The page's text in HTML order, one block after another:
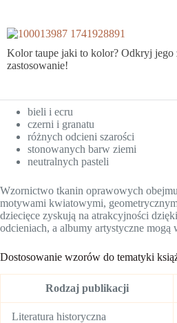
Kolor taupe jaki to kolor? Odkryj jego
zastosowanie!
bieli i ecru
czerni i granatu
różnych odcieni szarości
stonowanych barw ziemi
neutralnych pasteli
Wzornictwo tkanin oprawowych
motywami kwiatowymi,
dziecięce zyskują na atrakcyjności
odcieniach, a albumy artystyczne
Dostosowanie wzorów do tematyki
Rodzaj publikacji
Literatura historyczna